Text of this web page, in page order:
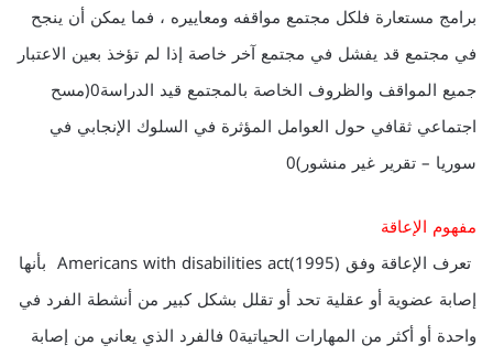
برامج مستعارة فلكل مجتمع مواقفه ومعاييره ، فما يمكن أن ينجح
في مجتمع قد يفشل في مجتمع آخر خاصة إذا لم تؤخذ بعين الاعتبار
جميع المواقف والظروف الخاصة بالمجتمع قيد الدراسة0(مسح
اجتماعي ثقافي حول العوامل المؤثرة في السلوك الإنجابي في
سوريا – تقرير غير منشور)0
مفهوم الإعاقة
تعرف الإعاقة وفق (1995)Americans with disabilities act بأنها
إصابة عضوية أو عقلية تحد أو تقلل بشكل كبير من أنشطة الفرد في
واحدة أو أكثر من المهارات الحياتية0 فالفرد الذي يعاني من إصابة